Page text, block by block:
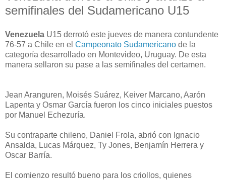
semifinales del Sudamericano U15
Venezuela U15 derrotó este jueves de manera contundente
76-57 a Chile en el Campeonato Sudamericano de la
categoría desarrollado en Montevideo, Uruguay. De esta
manera sellaron su pase a las semifinales del certamen.
Jean Aranguren, Moisés Suárez, Keiver Marcano, Aarón
Lapenta y Osmar García fueron los cinco iniciales puestos
por Manuel Echezuría.
Su contraparte chileno, Daniel Frola, abrió con Ignacio
Ansalda, Lucas Márquez, Ty Jones, Benjamín Herrera y
Oscar Barría.
El comienzo resultó bueno para los criollos, quienes